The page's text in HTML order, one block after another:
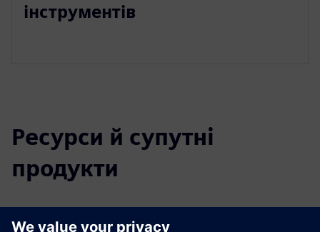
інструментів
Ресурси й супутні
продукти
Додаткова інформація та ресурси